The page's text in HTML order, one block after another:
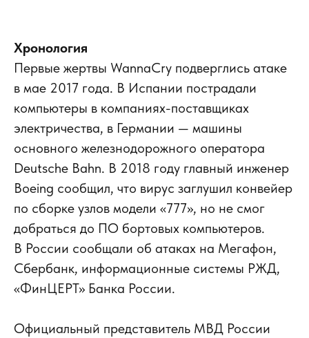
Хронология
Первые жертвы WannaCry подверглись атаке
в мае 2017 года. В Испании пострадали
компьютеры в компаниях-поставщиках
электричества, в Германии — машины
основного железнодорожного оператора
Deutsche Bahn. В 2018 году главный инженер
Boeing сообщил, что вирус заглушил конвейер
по сборке узлов модели «777», но не смог
добраться до ПО бортовых компьютеров.
В России сообщали об атаках на Мегафон,
Сбербанк, информационные системы РЖД,
«ФинЦЕРТ» Банка России.
Официальный представитель МВД России